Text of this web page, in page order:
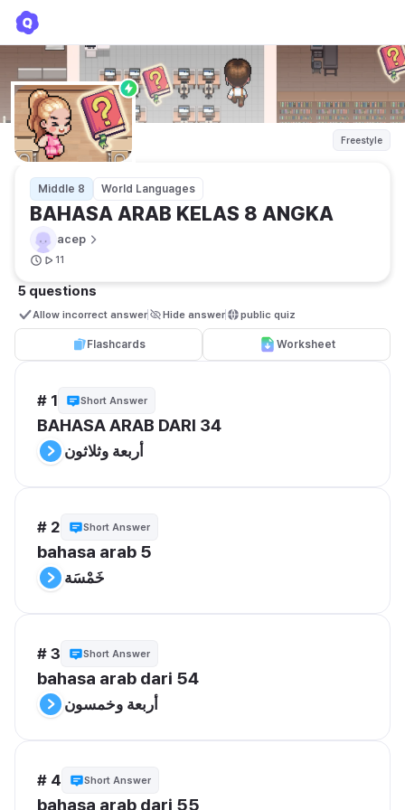
Freestyle
Middle 8 World Languages
BAHASA ARAB KELAS 8 ANGKA
acep
11
5 questions
Allow incorrect answer Hide answer public quiz
Flashcards Worksheet
# 1 Short Answer
BAHASA ARAB DARI 34
أربعة وثلاثون
# 2 Short Answer
bahasa arab 5
خَمْسَة
# 3 Short Answer
bahasa arab dari 54
أربعة وخمسون
# 4 Short Answer
bahasa arab dari 55